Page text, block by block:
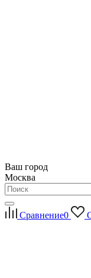
Ваш город
Москва
Сравнение0